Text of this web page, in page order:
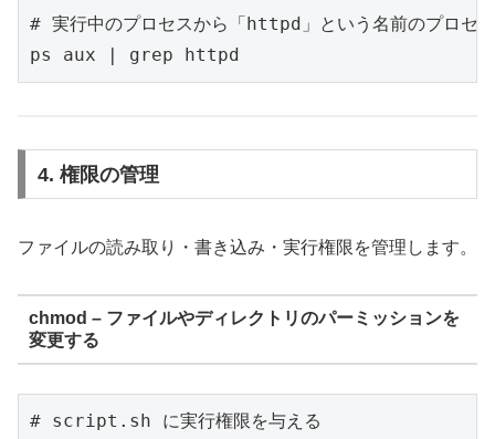
# 実行中のプロセスから「httpd」という名前のプロセ
4. 権限の管理
ファイルの読み取り・書き込み・実行権限を管理します。
chmod – ファイルやディレクトリのパーミッションを
変更する
# script.sh に実行権限を与える